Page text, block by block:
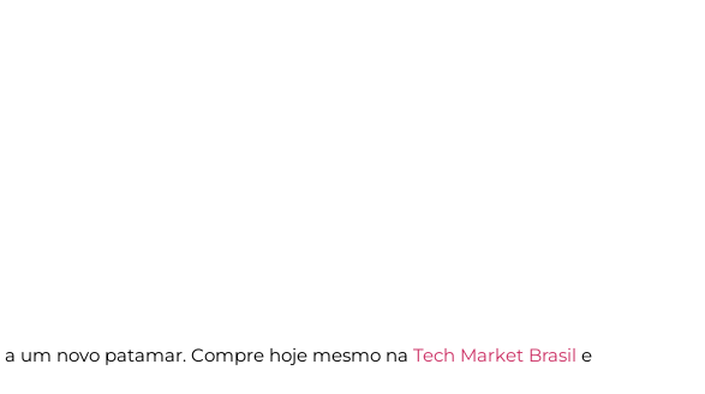
a um novo patamar. Compre hoje mesmo na Tech Market Brasil e